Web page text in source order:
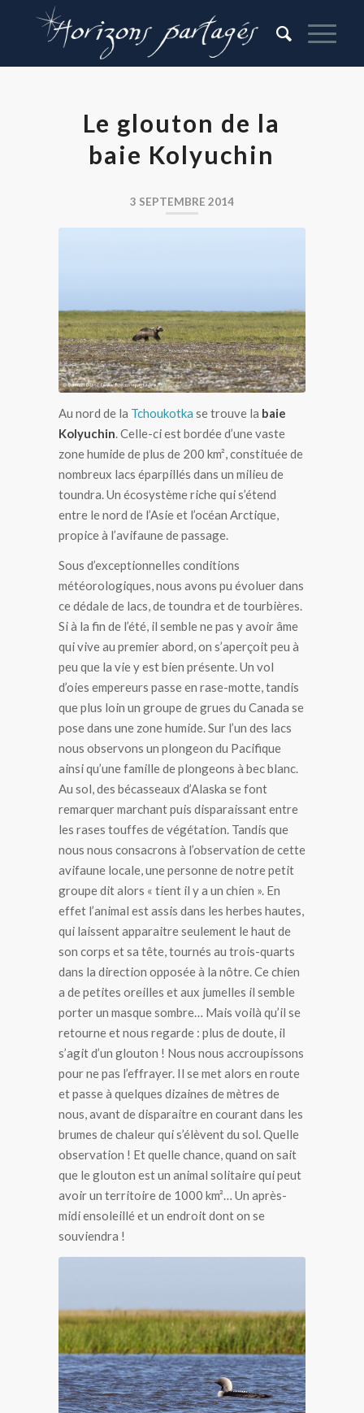
Le glouton de la
baie Kolyuchin
3 SEPTEMBRE 2014
Glouton en Tchoukotka
Au nord de la Tchoukotka se trouve la baie
Kolyuchin . Celle-ci est bordée d’une vaste
zone humide de plus de 200 km², constituée de
nombreux lacs éparpillés dans un milieu de
toundra. Un écosystème riche qui s’étend
entre le nord de l’Asie et l’océan Arctique,
propice à l’avifaune de passage.
Sous d’exceptionnelles conditions
météorologiques, nous avons pu évoluer dans
ce dédale de lacs, de toundra et de tourbières.
Si à la fin de l’été, il semble ne pas y avoir âme
qui vive au premier abord, on s’aperçoit peu à
peu que la vie y est bien présente. Un vol
d’oies empereurs passe en rase-motte, tandis
que plus loin un groupe de grues du Canada se
pose dans une zone humide. Sur l’un des lacs
nous observons un plongeon du Pacifique
ainsi qu’une famille de plongeons à bec blanc.
Au sol, des bécasseaux d’Alaska se font
remarquer marchant puis disparaissant entre
les rases touffes de végétation. Tandis que
nous nous consacrons à l’observation de cette
avifaune locale, une personne de notre petit
groupe dit alors « tient il y a un chien ». En
effet l’animal est assis dans les herbes hautes,
qui laissent apparaitre seulement le haut de
son corps et sa tête, tournés au trois-quarts
dans la direction opposée à la nôtre. Ce chien
a de petites oreilles et aux jumelles il semble
porter un masque sombre… Mais voilà qu’il se
retourne et nous regarde : plus de doute, il
s’agit d’un glouton ! Nous nous accroupissons
pour ne pas l’effrayer. Il se met alors en route
et passe à quelques dizaines de mètres de
nous, avant de disparaitre en courant dans les
brumes de chaleur qui s’élèvent du sol. Quelle
observation ! Et quelle chance, quand on sait
que le glouton est un animal solitaire qui peut
avoir un territoire de 1000 km²… Un après-
midi ensoleillé et un endroit dont on se
souviendra !
Plongeon du Pacifique